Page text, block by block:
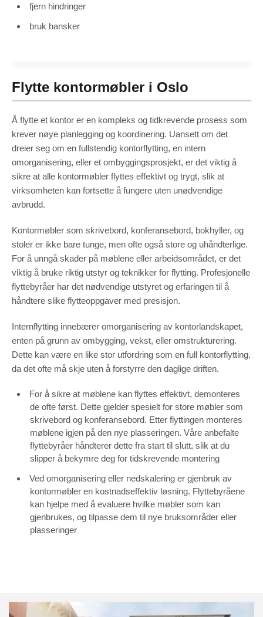
fjern hindringer
bruk hansker
Flytte kontormøbler i Oslo
Å flytte et kontor er en kompleks og tidkrevende prosess som
krever nøye planlegging og koordinering. Uansett om det
dreier seg om en fullstendig kontorflytting, en intern
omorganisering, eller et ombyggingsprosjekt, er det viktig å
sikre at alle kontormøbler flyttes effektivt og trygt, slik at
virksomheten kan fortsette å fungere uten unødvendige
avbrudd.
Kontormøbler som skrivebord, konferansebord, bokhyller, og
stoler er ikke bare tunge, men ofte også store og uhåndterlige.
For å unngå skader på møblene eller arbeidsområdet, er det
viktig å bruke riktig utstyr og teknikker for flytting. Profesjonelle
flyttebyråer har det nødvendige utstyret og erfaringen til å
håndtere slike flytteoppgaver med presisjon.
Internflytting innebærer omorganisering av kontorlandskapet,
enten på grunn av ombygging, vekst, eller omstrukturering.
Dette kan være en like stor utfordring som en full kontorflytting,
da det ofte må skje uten å forstyrre den daglige driften.
For å sikre at møblene kan flyttes effektivt, demonteres
de ofte først. Dette gjelder spesielt for store møbler som
skrivebord og konferansebord. Etter flyttingen monteres
møblene igjen på den nye plasseringen. Våre anbefalte
flyttebyråer håndterer dette fra start til slutt, slik at du
slipper å bekymre deg for tidskrevende montering
Ved omorganisering eller nedskalering er gjenbruk av
kontormøbler en kostnadseffektiv løsning. Flyttebyråene
kan hjelpe med å evaluere hvilke møbler som kan
gjenbrukes, og tilpasse dem til nye bruksområder eller
plasseringer